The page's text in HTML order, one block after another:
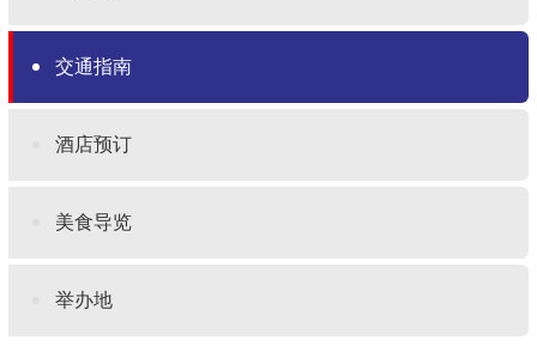
交通指南
酒店预订
美食导览
举办地